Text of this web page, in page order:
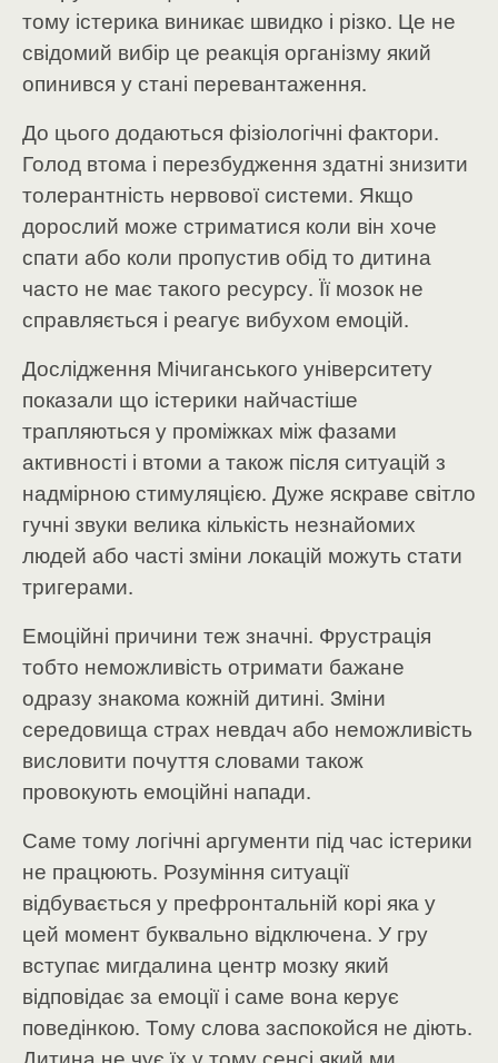
тому істерика виникає швидко і різко. Це не
свідомий вибір це реакція організму який
опинився у стані перевантаження.
До цього додаються фізіологічні фактори.
Голод втома і перезбудження здатні знизити
толерантність нервової системи. Якщо
дорослий може стриматися коли він хоче
спати або коли пропустив обід то дитина
часто не має такого ресурсу. Її мозок не
справляється і реагує вибухом емоцій.
Дослідження Мічиганського університету
показали що істерики найчастіше
трапляються у проміжках між фазами
активності і втоми а також після ситуацій з
надмірною стимуляцією. Дуже яскраве світло
гучні звуки велика кількість незнайомих
людей або часті зміни локацій можуть стати
тригерами.
Емоційні причини теж значні. Фрустрація
тобто неможливість отримати бажане
одразу знакома кожній дитині. Зміни
середовища страх невдач або неможливість
висловити почуття словами також
провокують емоційні напади.
Саме тому логічні аргументи під час істерики
не працюють. Розуміння ситуації
відбувається у префронтальній корі яка у
цей момент буквально відключена. У гру
вступає мигдалина центр мозку який
відповідає за емоції і саме вона керує
поведінкою. Тому слова заспокойся не діють.